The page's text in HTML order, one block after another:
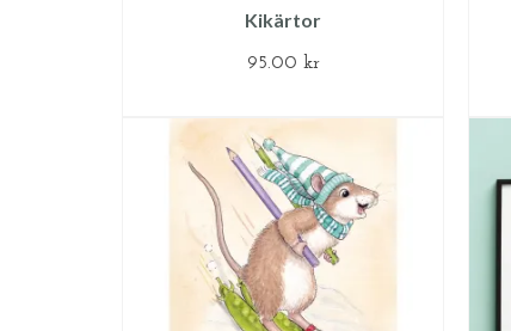
Kikärtor
95.00 kr